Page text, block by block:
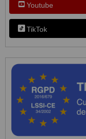
Youtube
TikTok